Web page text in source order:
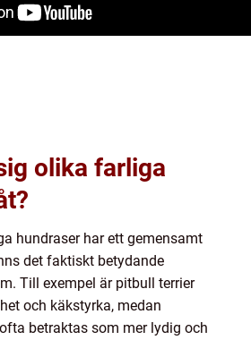
olika farliga
hundraser har ett gemensamt
det faktiskt betydande
Till exempel är pitbull terrier
och käkstyrka, medan
betraktas som mer lydig och